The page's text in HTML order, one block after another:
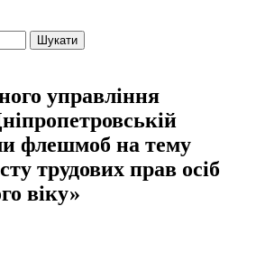
управління
флешмоб на тему
трудових прав осіб
віку»